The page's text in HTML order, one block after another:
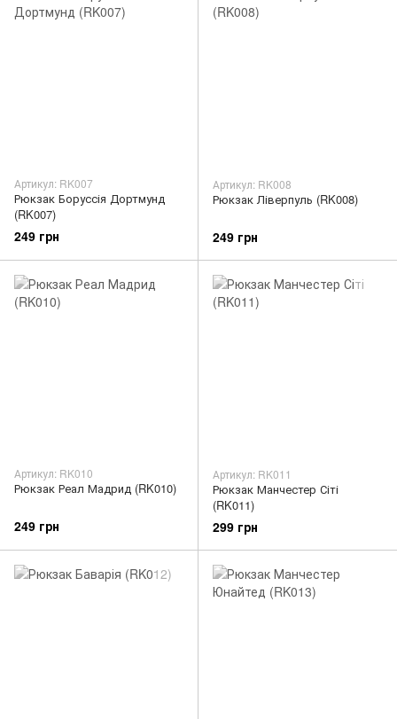
Артикул: RK007
Рюкзак Боруссія Дортмунд
(RK007)
249 грн
Артикул: RK008
Рюкзак Ліверпуль (RK008)
249 грн
Артикул: RK010
Рюкзак Реал Мадрид (RK010)
249 грн
Артикул: RK011
Рюкзак Манчестер Сіті
(RK011)
299 грн